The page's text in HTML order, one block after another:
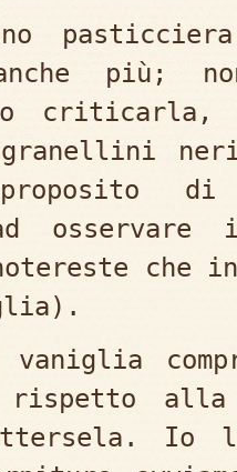
più;
o criticarla,
ad
che in
vaniglia
rispetto